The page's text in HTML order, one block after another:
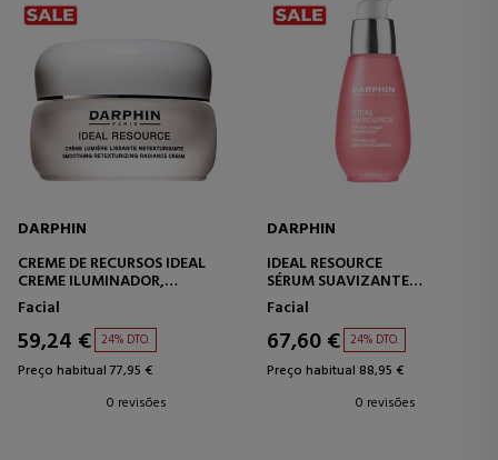
DARPHIN
CREME DE RECURSOS IDEAL
CREME ILUMINADOR,
SUAVIZANTE E
RETEXTURIZANTE
Facial
59,24 € 24% DTO.
Preço habitual 77,95 €
0 revisões
DARPHIN
IDEAL RESOURCE
SÉRUM SUAVIZANTE
APERFEIÇOADOR
Facial
67,60 € 24% DTO.
Preço habitual 88,95 €
0 revisões